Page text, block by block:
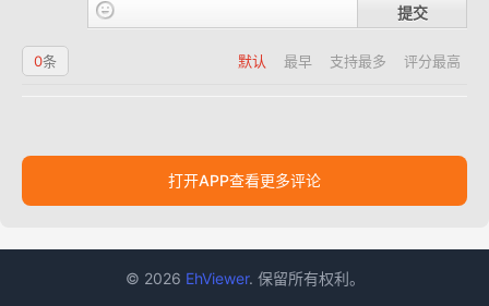
提交
默认 最早 支持最多 评分最高
0条
打开APP查看更多评论
© 2026 EhViewer. 保留所有权利。